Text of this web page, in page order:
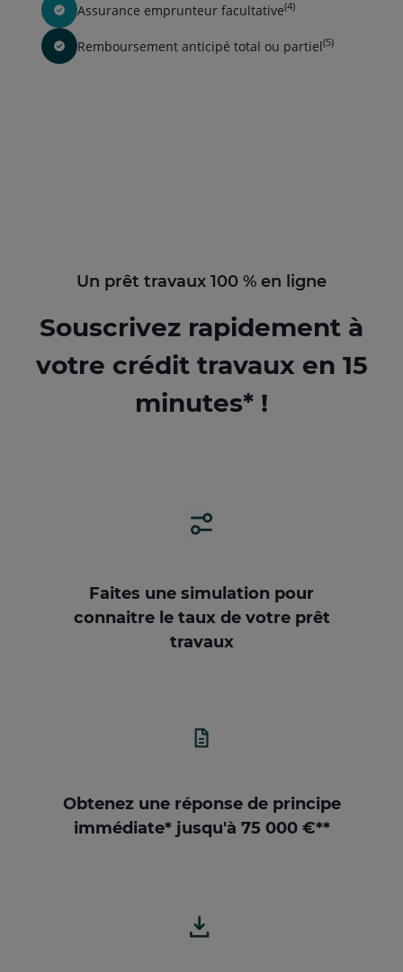
Assurance emprunteur facultative(4)
Remboursement anticipé total ou partiel(5)
Un prêt travaux 100 % en ligne
Souscrivez rapidement à
votre crédit travaux en 15
minutes* !
Faites une simulation pour
connaitre le taux de votre prêt
travaux
Obtenez une réponse de principe
immédiate* jusqu'à 75 000 €**